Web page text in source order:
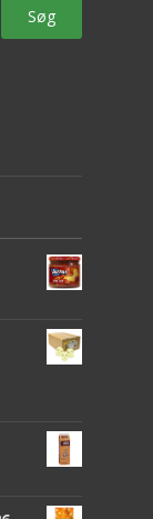
Søg